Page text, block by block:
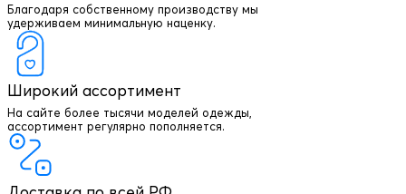
Благодаря собственному производству мы
удерживаем минимальную наценку.
Широкий ассортимент
На сайте более тысячи моделей одежды,
ассортимент регулярно пополняется.
+7 903 003 03 79